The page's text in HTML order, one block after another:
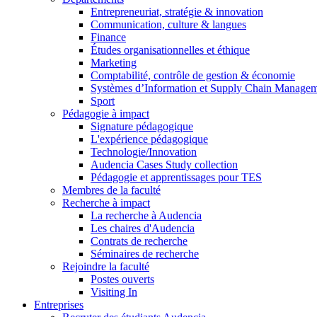
Entrepreneuriat, stratégie & innovation
Communication, culture & langues
Finance
Études organisationnelles et éthique
Marketing
Comptabilité, contrôle de gestion & économie
Systèmes d’Information et Supply Chain
Sport
Pédagogie à impact
Signature pédagogique
L'expérience pédagogique
Technologie/Innovation
Audencia Cases Study collection
Pédagogie et apprentissages pour TES
Membres de la faculté
Recherche à impact
La recherche à Audencia
Les chaires d'Audencia
Contrats de recherche
Séminaires de recherche
Rejoindre la faculté
Postes ouverts
Visiting In
Entreprises